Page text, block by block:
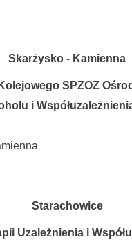
Skarżysko - Kamienna
SPZOZ
i
Starachowice
Uzależnienia i